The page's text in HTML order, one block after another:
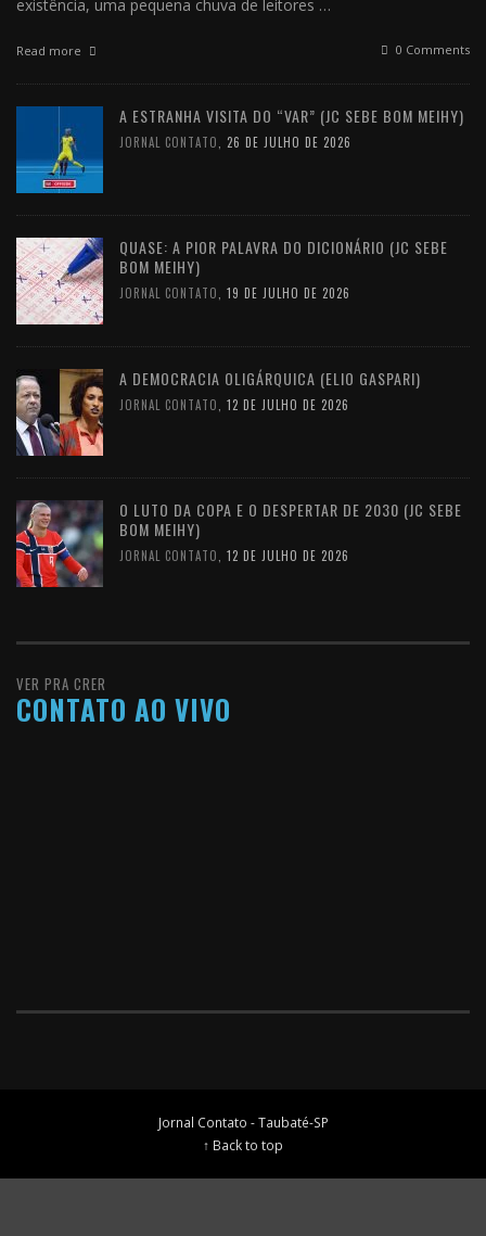
existência, uma pequena chuva de leitores …
Read more 0 Comments
A ESTRANHA VISITA DO “VAR” (JC SEBE BOM MEIHY)
JORNAL CONTATO 26 DE JULHO DE 2026
QUASE: A PIOR PALAVRA DO DICIONÁRIO (JC SEBE
BOM MEIHY)
JORNAL CONTATO 19 DE JULHO DE 2026
A DEMOCRACIA OLIGÁRQUICA (ELIO GASPARI)
JORNAL CONTATO 12 DE JULHO DE 2026
O LUTO DA COPA E O DESPERTAR DE 2030 (JC SEBE
BOM MEIHY)
JORNAL CONTATO 12 DE JULHO DE 2026
VER PRA CRER
CONTATO AO VIVO
Jornal Contato - Taubaté-SP
↑ Back to top